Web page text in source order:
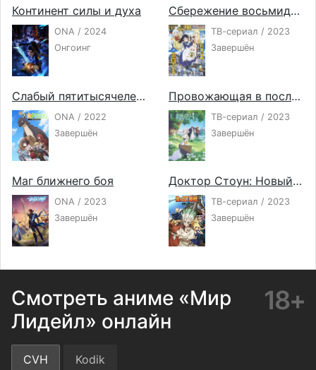
Континент силы и духа
ONA / 2024
Онгоинг
Сбережение восьмидесяти тысяч золотых монет в другом мире к моей старости
ТВ-сериал / 2023
Завершён
Слабый пятитысячелетний дракон-вегетарианец
ONA / 2022
Завершён
Провожающая в последний путь Фрирен
ТВ-сериал / 2023
Завершён
Маг ближнего боя
ONA / 2023
Завершён
Доктор Стоун: Новый мир
ТВ-сериал / 2023
Завершён
Смотреть аниме «Мир
Лидейл» онлайн
18+
CVH Kodik